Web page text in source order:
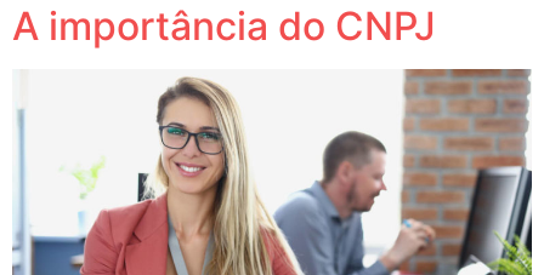
A importância do CNPJ